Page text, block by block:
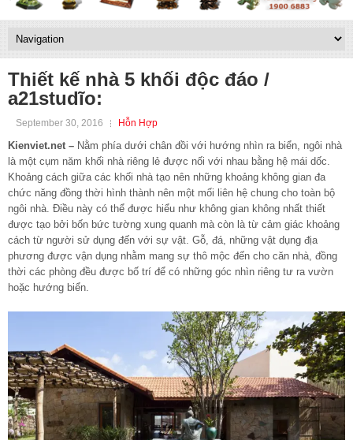
Thiết kế nhà 5 khối độc đáo /
a21studĩo:
September 30, 2016 Hỗn Hợp
Kienviet.net – Nằm phía dưới chân đồi với hướng nhìn ra biển, ngôi nhà
là một cụm năm khối nhà riêng lẻ được nối với nhau bằng hệ mái dốc.
Khoảng cách giữa các khối nhà tạo nên những khoảng không gian đa
chức năng đồng thời hình thành nên một mối liên hệ chung cho toàn bộ
ngôi nhà. Điều này có thể được hiểu như không gian không nhất thiết
được tạo bởi bốn bức tường xung quanh mà còn là từ cảm giác khoảng
cách từ người sử dụng đến với sự vật. Gỗ, đá, những vật dụng địa
phương được vận dụng nhằm mang sự thô mộc đến cho căn nhà, đồng
thời các phòng đều được bố trí để có những góc nhìn riêng tư ra vườn
hoặc hướng biển.